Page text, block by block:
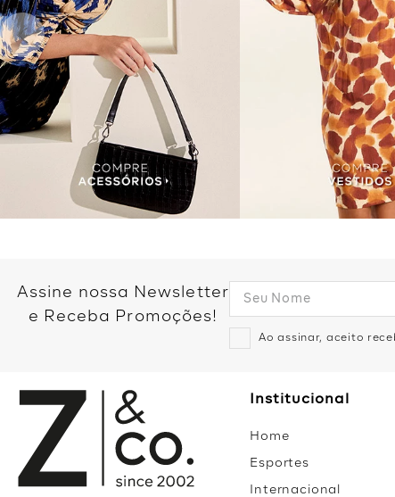
Assine nossa Newsletter
e Receba Promoções!
Ao assinar, aceito
Institucional
Home
Esportes
Internacional